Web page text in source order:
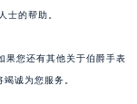
士的帮助。
果您还有其他关于伯爵手表
诚为您服务。